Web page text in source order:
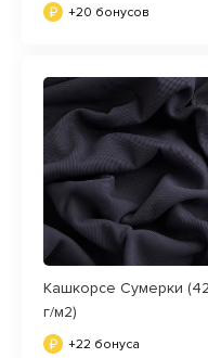
+20 бонусов
Кашкорсе Сумерки
г/м2)
+22 бонуса